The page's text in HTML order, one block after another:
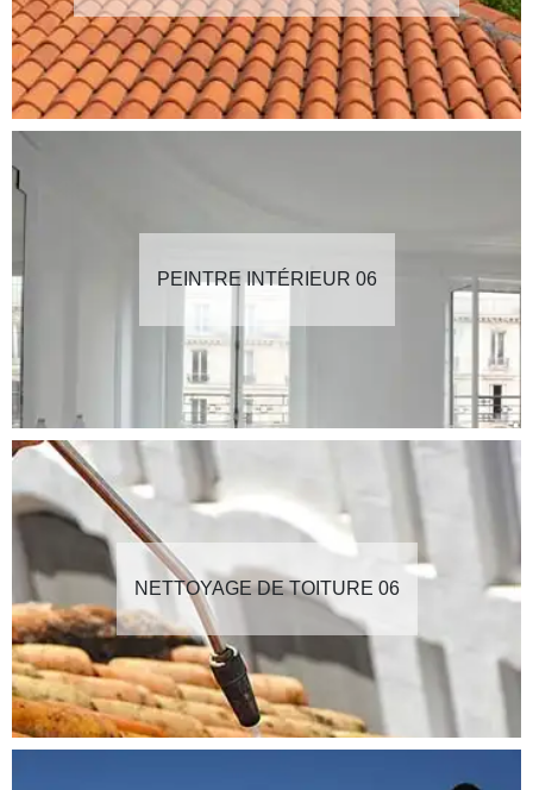
PEINTRE INTÉRIEUR 06
NETTOYAGE DE TOITURE 06